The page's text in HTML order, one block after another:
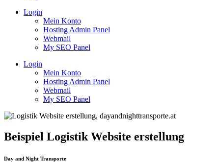
Login
Mein Konto
Hosting Admin Panel
Webmail
My SEO Panel
Login
Mein Konto
Hosting Admin Panel
Webmail
My SEO Panel
Beispiel Logistik Website erstellung
Day and Night Transporte